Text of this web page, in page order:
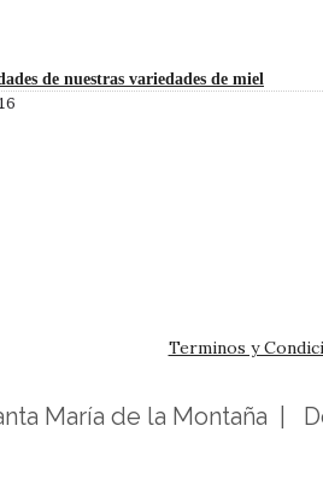
de nuestras variedades de miel
Terminos y
María de la Montaña |